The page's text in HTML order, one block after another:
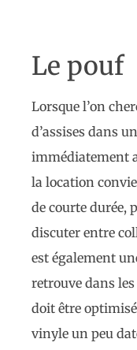
Le pouf
Lorsque l’on
d’assises dans
immédiatement
la location
de courte durée,
discuter entre
est également
retrouve dans
doit être
vinyle un peu